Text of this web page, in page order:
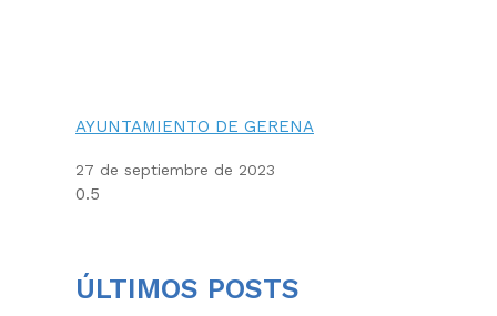
AYUNTAMIENTO DE GERENA
27 de septiembre de 2023
ÚLTIMOS POSTS